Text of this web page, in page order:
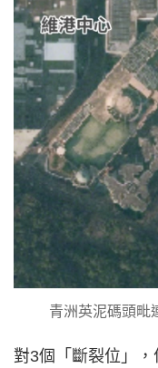
青洲英泥碼頭毗
對3個「斷裂位」